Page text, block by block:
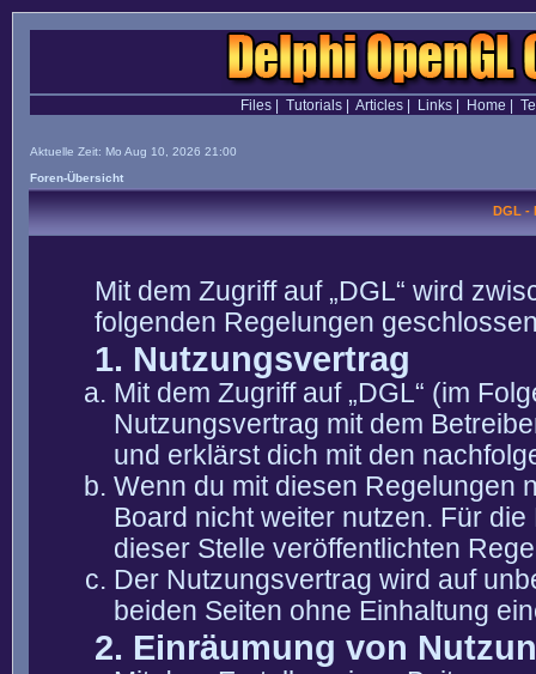
Files| Tutorials| Articles| Links| Home
Aktuelle Zeit: Mo Aug 10, 2026 21:00
Foren-Übersicht
DGL -
Mit dem Zugriff auf „DGL“ wird
folgenden Regelungen
1. Nutzungsvertrag
Mit dem Zugriff auf „DGL“ (im
Nutzungsvertrag mit dem
und erklärst dich mit den
Wenn du mit diesen Regelungen
Board nicht weiter nutzen. Für
dieser Stelle veröffentlichten
Der Nutzungsvertrag wird auf
beiden Seiten ohne Einhaltung
2. Einräumung von